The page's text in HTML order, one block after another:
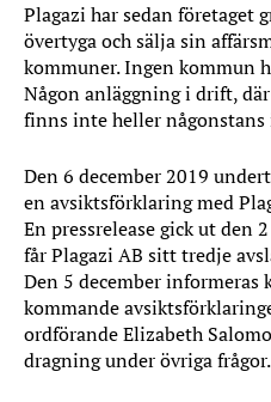
Plagazi har sedan företaget
övertyga och sälja sin
kommuner. Ingen kommun
Någon anläggning i drift,
finns inte heller någonstans
Den 6 december 2019
en avsiktsförklaring med
En pressrelease gick ut den
får Plagazi AB sitt tredje
Den 5 december
kommande
ordförande Elizabeth
dragning under övriga frågor.